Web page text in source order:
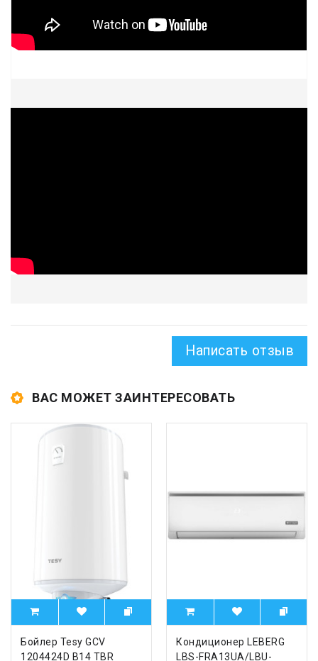
Написать отзыв
ВАС МОЖЕТ ЗАИНТЕРЕСОВАТЬ
Бойлер Tesy GCV
1204424D B14 TBR
Кондиционер LEBERG
LBS-FRA13UA/LBU-